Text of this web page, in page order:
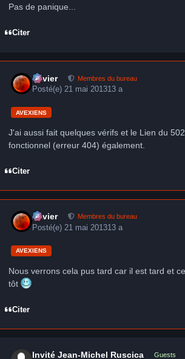
Pas de panique...
Citer
Xavier Membres du bureau
Posté(e)21 mai 201313 a
AVEXIENS
J'ai aussi fait quelques vérifs et le Lien du
fonctionnel (erreur 404) également.
Citer
Xavier Membres du bureau
Posté(e) 21 mai 201313 a
AVEXIENS
Nous verrons cela pus tard car il est tard et
tôt
Citer
Invité Jean-Michel Ruscica Guests